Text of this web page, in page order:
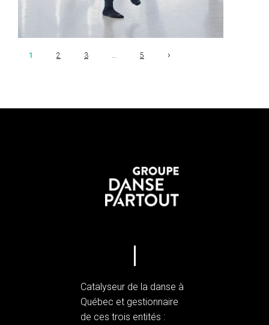
1 2 3 5 ›
Catalyseur de la danse à
Québec et gestionnaire
de ces trois entités :